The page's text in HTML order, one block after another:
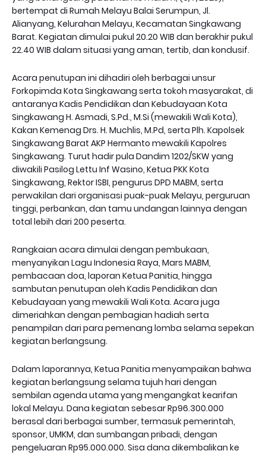
bertempat di Rumah Melayu Balai Serumpun, Jl.
Alianyang, Kelurahan Melayu, Kecamatan Singkawang
Barat. Kegiatan dimulai pukul 20.20 WIB dan berakhir pukul
22.40 WIB dalam situasi yang aman, tertib, dan kondusif.
Acara penutupan ini dihadiri oleh berbagai unsur
Forkopimda Kota Singkawang serta tokoh masyarakat, di
antaranya Kadis Pendidikan dan Kebudayaan Kota
Singkawang H. Asmadi, S.Pd., M.Si (mewakili Wali Kota),
Kakan Kemenag Drs. H. Muchlis, M.Pd, serta Plh. Kapolsek
Singkawang Barat AKP Hermanto mewakili Kapolres
Singkawang. Turut hadir pula Dandim 1202/SKW yang
diwakili Pasilog Lettu Inf Wasino, Ketua PKK Kota
Singkawang, Rektor ISBI, pengurus DPD MABM, serta
perwakilan dari organisasi puak-puak Melayu, perguruan
tinggi, perbankan, dan tamu undangan lainnya dengan
total lebih dari 200 peserta.
Rangkaian acara dimulai dengan pembukaan,
menyanyikan Lagu Indonesia Raya, Mars MABM,
pembacaan doa, laporan Ketua Panitia, hingga
sambutan penutupan oleh Kadis Pendidikan dan
Kebudayaan yang mewakili Wali Kota. Acara juga
dimeriahkan dengan pembagian hadiah serta
penampilan dari para pemenang lomba selama sepekan
kegiatan berlangsung.
Dalam laporannya, Ketua Panitia menyampaikan bahwa
kegiatan berlangsung selama tujuh hari dengan
sembilan agenda utama yang mengangkat kearifan
lokal Melayu. Dana kegiatan sebesar Rp96.300.000
berasal dari berbagai sumber, termasuk pemerintah,
sponsor, UMKM, dan sumbangan pribadi, dengan
pengeluaran Rp95.000.000. Sisa dana dikembalikan ke